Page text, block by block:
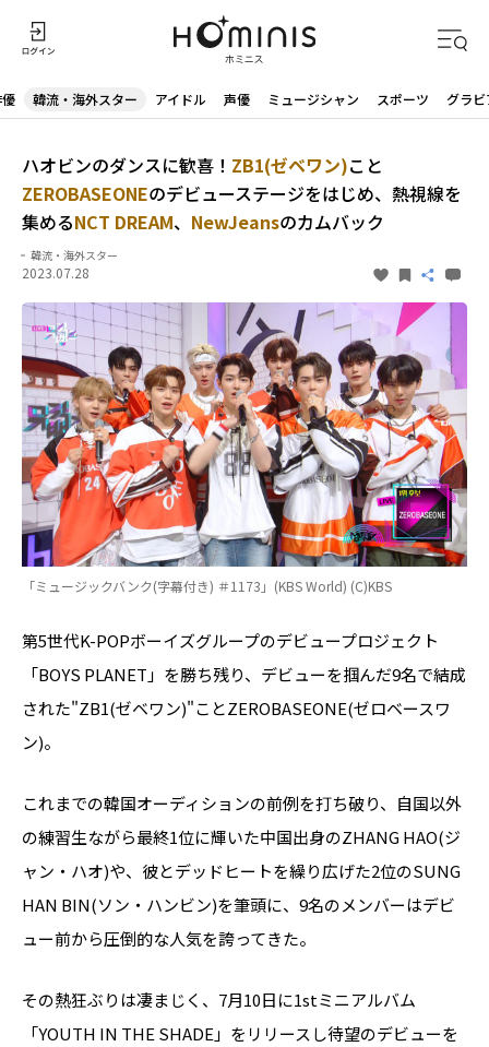
韓流・海外スター アイドル 声優 ミュージシャン スポーツ グラビ
ハオビンのダンスに歓喜！ ZB1(ゼベワン)こと
ZEROBASEONEのデビューステージをはじめ、熱視線を
集めるNCT DREAM、 NewJeansのカムバック
韓流・海外スター
2023.07.28
「ミュージックバンク(字幕付き) ＃1173」(KBS World) (C)KBS
第5世代K-POPボーイズグループのデビュープロジェクト
「BOYS PLANET」を勝ち残り、デビューを掴んだ9名で結成
された"ZB1(ゼベワン)"ことZEROBASEONE(ゼロベースワ
ン)。
これまでの韓国オーディションの前例を打ち破り、自国以外
の練習生ながら最終1位に輝いた中国出身のZHANG HAO(ジ
ャン・ハオ)や、彼とデッドヒートを繰り広げた2位のSUNG
HAN BIN(ソン・ハンビン)を筆頭に、9名のメンバーはデビ
ュー前から圧倒的な人気を誇ってきた。
その熱狂ぶりは凄まじく、7月10日に1stミニアルバム
「YOUTH IN THE SHADE」をリリースし待望のデビューを